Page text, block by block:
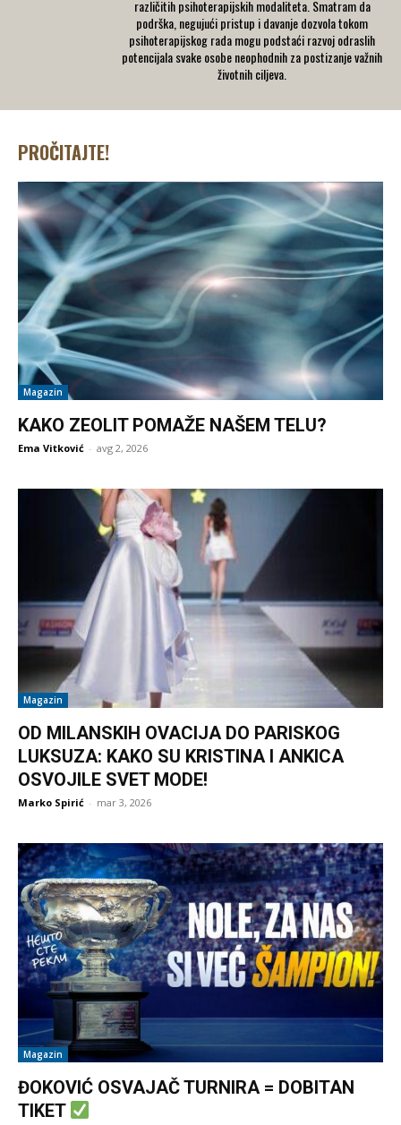
različitih psihoterapijskih modaliteta. Smatram da
podrška, negujući pristup i davanje dozvola tokom
psihoterapijskog rada mogu podstaći razvoj odraslih
potencijala svake osobe neophodnih za postizanje važnih
životnih ciljeva.
PROČITAJTE!
Magazin
KAKO ZEOLIT POMAŽE NAŠEM TELU?
Ema Vitković - avg 2, 2026
Magazin
OD MILANSKIH OVACIJA DO PARISKOG
LUKSUZA: KAKO SU KRISTINA I ANKICA
OSVOJILE SVET MODE!
Marko Spirić - mar 3, 2026
Magazin
ĐOKOVIĆ OSVAJAČ TURNIRA = DOBITAN
TIKET